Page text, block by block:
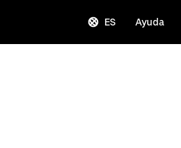
ES Ayuda